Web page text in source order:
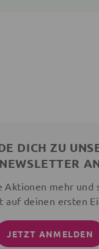
DICH ZU
NEWSLETTER
Aktionen mehr und
auf deinen ersten
JETZT ANMELDEN